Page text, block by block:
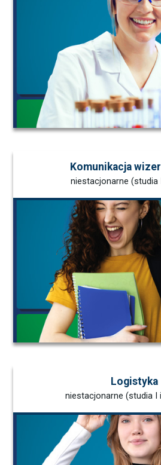
Komunikacja
niestacjonarne (studia
Logistyka
niestacjonarne (studia I